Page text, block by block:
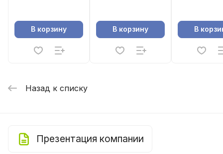
В корзину
сплит-система
В корзину В
Назад к списку
Презентация компании